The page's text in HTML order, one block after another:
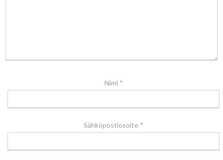
Nimi *
Sähköpostiosoite *